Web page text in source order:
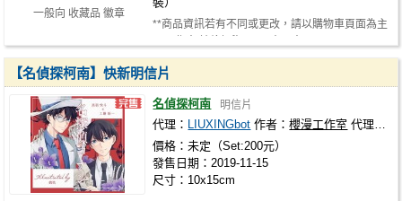
一般向 收藏品 徽章
**商品資訊若有不同或更改，請以購物車頁面為主
【名偵探柯南】快新明信片
名偵探柯南 明信片
代理： LIUXINGbot 作者：櫻漫工作室 代理社團：
價格：未定（Set:200元）
發售日期：2019-11-15
尺寸：10x15cm